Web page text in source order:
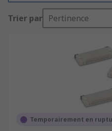
What are FPC
broad range of applications
phones, GPS, notebook
TVs, digital and video
handheld devices that
What is the difference
FPC Connectors?
Trier par Pertinence
Temporairement en